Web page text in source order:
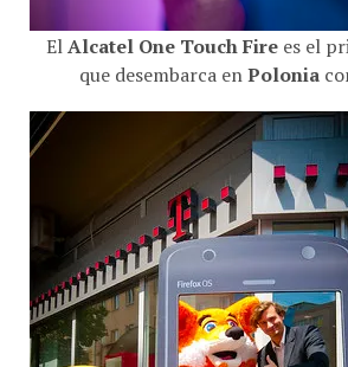
El Alcatel One Touch Firees el
que desembarca en Polonia